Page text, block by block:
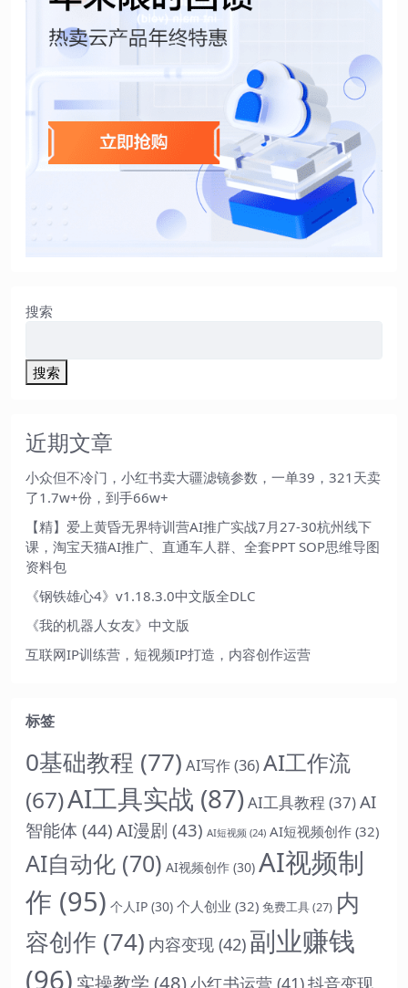
搜索
搜索
近期文章
小众但不冷门，小红书卖大疆滤镜参数，一单39，321天卖
了1.7w+份，到手66w+
【精】爱上黄昏无界特训营AI推广实战7月27-30杭州线下
课，淘宝天猫AI推广、直通车人群、全套PPT SOP思维导图
资料包
《钢铁雄心4》v1.18.3.0中文版全DLC
《我的机器人女友》中文版
互联网IP训练营，短视频IP打造，内容创作运营
标签
0基础教程 (77) AI写作(36)AI工作流
(67)AI工具实战 (87)AI工具教程 (37)AI
智能体 (44) AI漫剧 (43) AI短视频 (24) AI短视频创作 (32)
AI自动化 (70) AI视频创作 (30) AI视频制
作 (95) 个人IP (30) 个人创业 (32) 免费工具(27) 内
容创作 (74) 内容变现 (42) 副业赚钱
(96)
抖音变现